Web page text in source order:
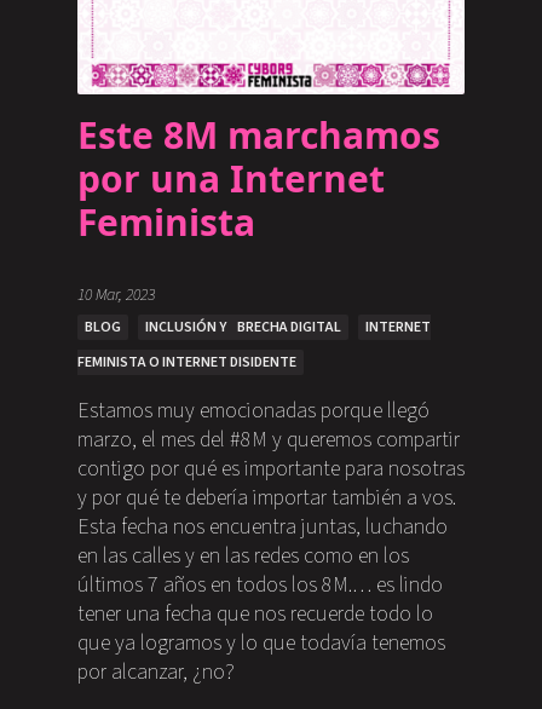
Este 8M marchamos
por una Internet
Feminista
10 Mar, 2023
BLOG INCLUSIÓN Y BRECHA DIGITAL
INTERNET
FEMINISTA O INTERNET DISIDENTE
Estamos muy emocionadas porque llegó
marzo, el mes del #8M y queremos compartir
contigo por qué es importante para nosotras
y por qué te debería importar también a vos.
Esta fecha nos encuentra juntas, luchando
en las calles y en las redes como en los
últimos 7 años en todos los 8M.… es lindo
tener una fecha que nos recuerde todo lo
que ya logramos y lo que todavía tenemos
por alcanzar, ¿no?